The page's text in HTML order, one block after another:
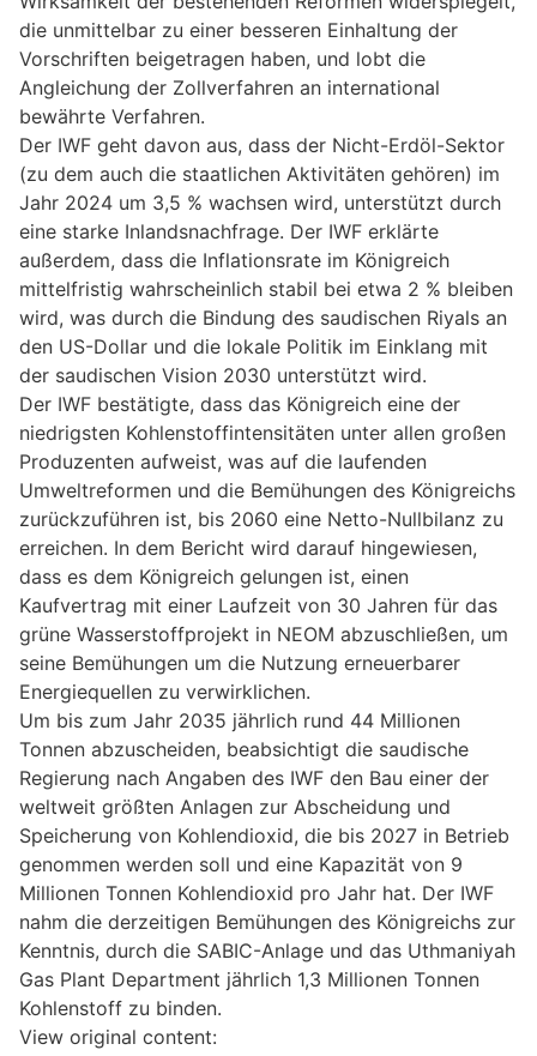
die unmittelbar zu einer besseren Einhaltung der
Vorschriften beigetragen haben, und lobt die
Angleichung der Zollverfahren an international
bewährte Verfahren.
Der IWF geht davon aus, dass der Nicht-Erdöl-Sektor
(zu dem auch die staatlichen Aktivitäten gehören) im
Jahr 2024 um 3,5 % wachsen wird, unterstützt durch
eine starke Inlandsnachfrage. Der IWF erklärte
außerdem, dass die Inflationsrate im Königreich
mittelfristig wahrscheinlich stabil bei etwa 2 % bleiben
wird, was durch die Bindung des saudischen Riyals an
den US-Dollar und die lokale Politik im Einklang mit
der saudischen Vision 2030 unterstützt wird.
Der IWF bestätigte, dass das Königreich eine der
niedrigsten Kohlenstoffintensitäten unter allen großen
Produzenten aufweist, was auf die laufenden
Umweltreformen und die Bemühungen des Königreichs
zurückzuführen ist, bis 2060 eine Netto-Nullbilanz zu
erreichen. In dem Bericht wird darauf hingewiesen,
dass es dem Königreich gelungen ist, einen
Kaufvertrag mit einer Laufzeit von 30 Jahren für das
grüne Wasserstoffprojekt in NEOM abzuschließen, um
seine Bemühungen um die Nutzung erneuerbarer
Energiequellen zu verwirklichen.
Um bis zum Jahr 2035 jährlich rund 44 Millionen
Tonnen abzuscheiden, beabsichtigt die saudische
Regierung nach Angaben des IWF den Bau einer der
weltweit größten Anlagen zur Abscheidung und
Speicherung von Kohlendioxid, die bis 2027 in Betrieb
genommen werden soll und eine Kapazität von 9
Millionen Tonnen Kohlendioxid pro Jahr hat. Der IWF
nahm die derzeitigen Bemühungen des Königreichs zur
Kenntnis, durch die SABIC-Anlage und das Uthmaniyah
Gas Plant Department jährlich 1,3 Millionen Tonnen
Kohlenstoff zu binden.
View original content: